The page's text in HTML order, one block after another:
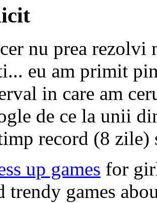
nu prea rezolvi
eu am primit
in care am
de ce la unii
record (8
up games for
trendy games